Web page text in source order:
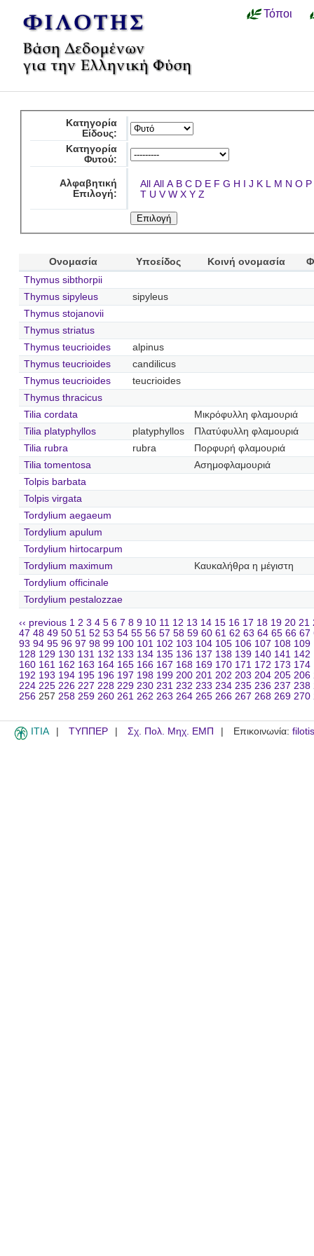
Τόποι
Κατηγορία
Είδους:
Κατηγορία
Φυτού:
Αλφαβητική
Επιλογή:
All All A B C D E F G H I J K L M N O P
T U V W X Y Z
Ονομασία Υποείδος Κοινή ονομασία
Thymus sibthorpii
Thymus sipyleus
sipyleus
Thymus stojanovii
Thymus striatus
Thymus teucrioides
alpinus
Thymus teucrioides
candilicus
Thymus teucrioides
teucrioides
Thymus thracicus
Tilia cordata
Μικρόφυλλη φλαμουριά
Tilia platyphyllos
platyphyllos
Πλατύφυλλη φλαμουριά
Tilia rubra
rubra
Πορφυρή φλαμουριά
Tilia tomentosa
Ασημοφλαμουριά
Tolpis barbata
Tolpis virgata
Tordylium aegaeum
Tordylium apulum
Tordylium hirtocarpum
Tordylium maximum
Καυκαλήθρα η μέγιστη
Tordylium officinale
Tordylium pestalozzae
‹‹ previous 1 2 3 4 5 6 7 8 9 10 11 12 13 14 15 16 17 18 19 20 21
47 48 49 50 51 52 53 54 55 56 57 58 59 60 61 62 63 64 65 66 67
93 94 95 96 97 98 99 100 101 102 103 104 105 106 107 108 109
128 129 130 131 132 133 134 135 136 137 138 139 140 141 142
160 161 162 163 164 165 166 167 168 169 170 171 172 173 174
192 193 194 195 196 197 198 199 200 201 202 203 204 205 206
224 225 226 227 228 229 230 231 232 233 234 235 236 237 238
256 257 258 259 260 261 262 263 264 265 266 267 268 269 270
ITIA ΤΥΠΠΕΡ Σχ. Πολ. Μηχ. ΕΜΠ Επικοινωνία: